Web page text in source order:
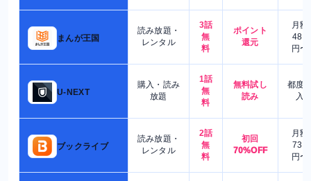
まんが王国
読み放題・
レンタル
3話
無
料
ポイント
還元
月額
480
円〜
U-NEXT
購入・読み
放題
1話
無
料
無料試し
読み
都度
入
ブックライブ
読み放題・
レンタル
2話
無
料
初回
70%OFF
月額
730
円〜